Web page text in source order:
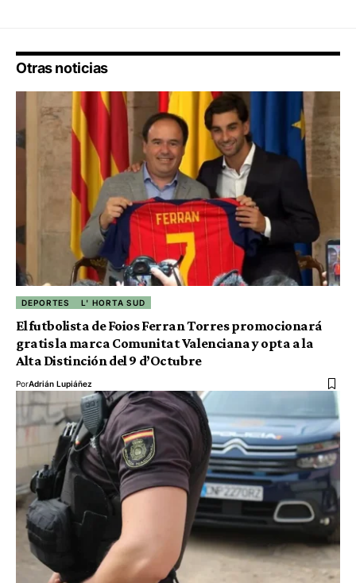
Otras noticias
DEPORTES L' HORTA SUD
El futbolista de Foios Ferran Torres promocionará
gratis la marca Comunitat Valenciana y opta a la
Alta Distinción del 9 d’Octubre
PorAdrián Lupiáñez